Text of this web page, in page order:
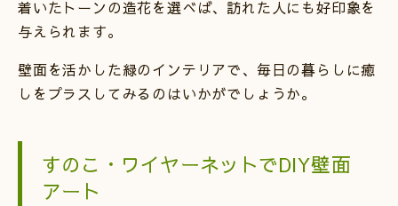
着いたトーンの造花を選べば、訪れた人にも好印象を
与えられます。
壁面を活かした緑のインテリアで、毎日の暮らしに癒
しをプラスしてみるのはいかがでしょうか。
すのこ・ワイヤーネットでDIY壁面
アート